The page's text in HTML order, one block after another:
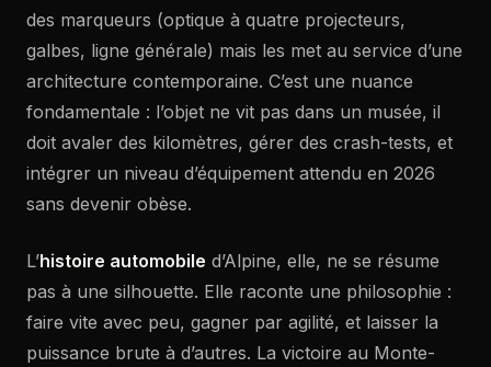
des marqueurs (optique à quatre projecteurs,
galbes, ligne générale) mais les met au service d’une
architecture contemporaine. C’est une nuance
fondamentale : l’objet ne vit pas dans un musée, il
doit avaler des kilomètres, gérer des crash-tests, et
intégrer un niveau d’équipement attendu en 2026
sans devenir obèse.
L’histoire automobile d’Alpine, elle, ne se résume
pas à une silhouette. Elle raconte une philosophie :
faire vite avec peu, gagner par agilité, et laisser la
puissance brute à d’autres. La victoire au Monte-